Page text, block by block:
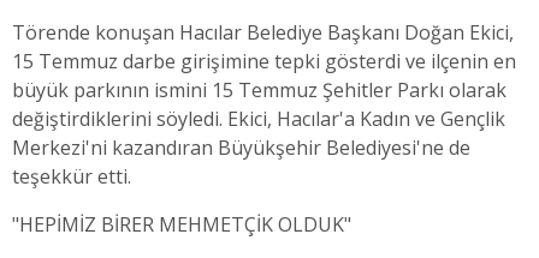
Törende konuşan Hacılar Belediye Başkanı Doğan Ekici,
15 Temmuz darbe girişimine tepki gösterdi ve ilçenin en
büyük parkının ismini 15 Temmuz Şehitler Parkı olarak
değiştirdiklerini söyledi. Ekici, Hacılar'a Kadın ve Gençlik
Merkezi'ni kazandıran Büyükşehir Belediyesi'ne de
teşekkür etti.
"HEPİMİZ BİRER MEHMETÇİK OLDUK"